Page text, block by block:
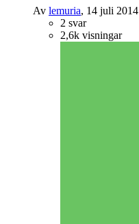
Av lemuria, 14 juli 2014
2 svar
2,6k visningar